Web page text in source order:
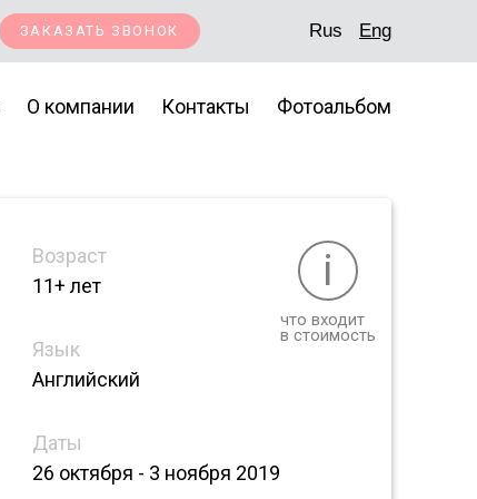
ЗАКАЗАТЬ ЗВОНОК Rus Eng
О компании Контакты Фотоальбом
Возраст
11+ лет
i
что входит
в стоимость
Язык
Английский
Даты
26 октября - 3 ноября 2019